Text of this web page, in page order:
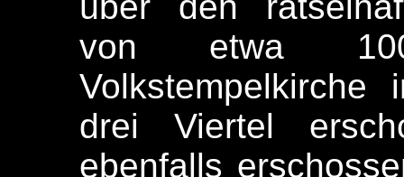
von etwa
drei Viertel
ebenfalls